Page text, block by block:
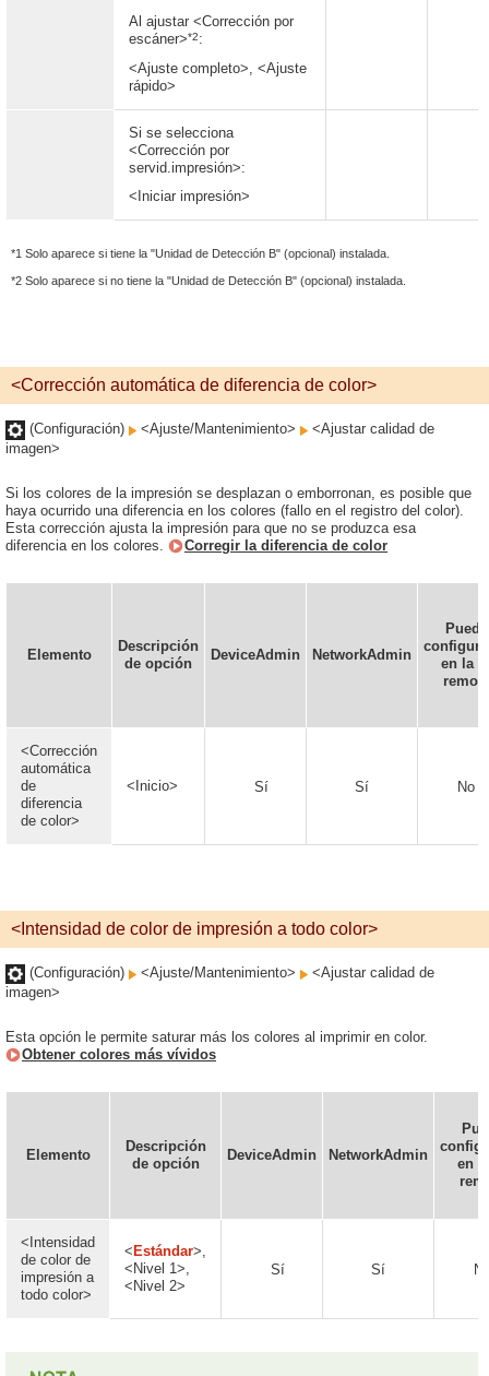
Al ajustar <Corrección por
escáner>*2:
<Ajuste completo>, <Ajuste
rápido>
Si se selecciona
<Corrección por
servid.impresión>:
<Iniciar impresión>
*1 Solo aparece si tiene la "Unidad de Detección B" (opcional) instalada.
*2 Solo aparece si no tiene la "Unidad de Detección B" (opcional) instalada.
<Corrección automática de diferencia de color>
(Configuración) <Ajuste/Mantenimiento>
<Ajustar calidad de
imagen>
Si los colores de la impresión se desplazan o emborronan, es posible que
haya ocurrido una diferencia en los colores (fallo en el registro del color).
Esta corrección ajusta la impresión para que no se produzca esa
diferencia en los colores.
Corregir la diferencia de color
Elemento
Descripción
de opción
DeviceAdmin NetworkAdmin
Puede
en la
remota
<Corrección
automática
de
diferencia
de color>
<Inicio> Sí Sí No
<Intensidad de color de impresión a todo color>
(Configuración) <Ajuste/Mantenimiento>
<Ajustar calidad de
imagen>
Esta opción le permite saturar más los colores al imprimir en color.
Obtener colores más vívidos
Elemento
Descripción
de opción
DeviceAdmin NetworkAdmin
en
<Intensidad
de color de
impresión a
todo color>
< Estándar>,
<Nivel 1>,
<Nivel 2>
Sí Sí